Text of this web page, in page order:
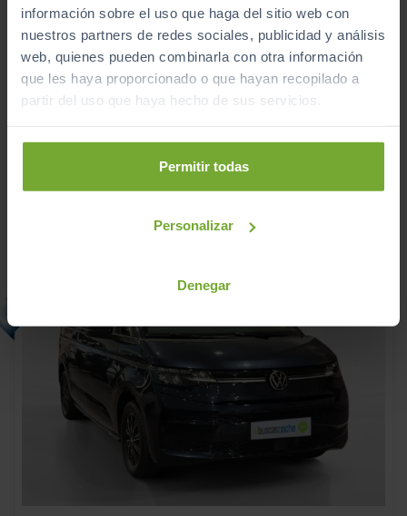
información sobre el uso que haga del sitio web con
nuestros partners de redes sociales, publicidad y análisis
web, quienes pueden combinarla con otra información
que les haya proporcionado o que hayan recopilado a
partir del uso que haya hecho de sus servicios.
Permitir todas
Personalizar
Denegar
VOLKSWAGEN multivan
2.0 TDI 110KW (150CV) DSG B.CORTA
30.277 km
2025
48.500 €
577